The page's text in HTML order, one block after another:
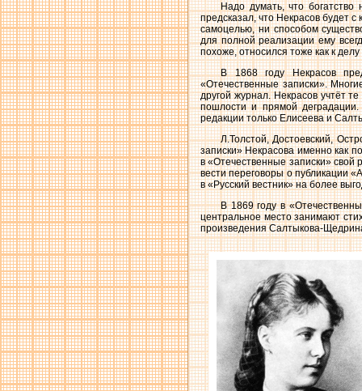
Надо думать, что
предсказал, что Некрасов будет
самоцелью, ни способом
для полной реализации ему
похоже, относился тоже как к
В 1868 году Некрасов
«Отечественные записки».
другой журнал. Некрасов учтёт
пошлости и прямой деградации.
редакции только Елисеева и
Л.Толстой, Достоевский,
записки» Некрасова именно как
в «Отечественные записки» свой
вести переговоры о публикации
в «Русский вестник» на более
В 1869 году в
центральное место занимают
произведения Салтыкова-